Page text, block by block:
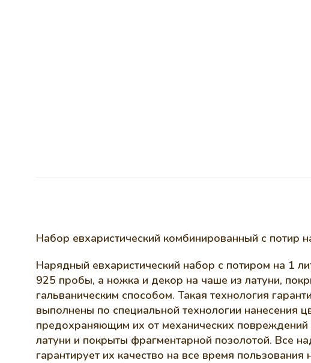
Набор евхаристический комбинированный с потир
Нарядный евхаристический набор с потиром на 1
925 пробы, а ножка и декор на чаше из латуни,
гальваническим способом. Такая технология
выполнены по специальной технологии нанесения
предохраняющим их от механических повреждений
латуни и покрыты фрагментарной позолотой. Все
гарантирует их качество на все время пользования